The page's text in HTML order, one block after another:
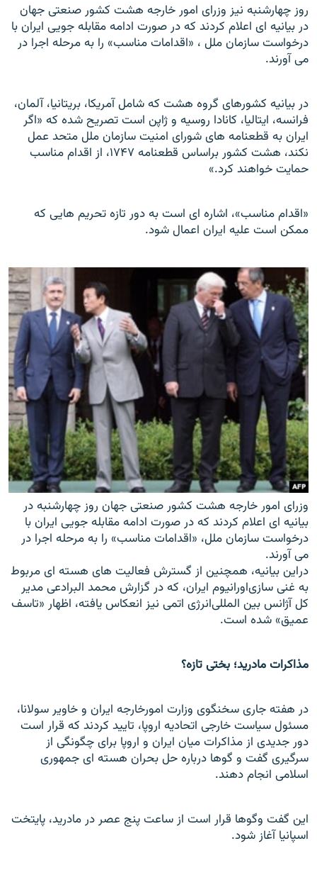
روز چهارشنبه نیز وزرای امور خارجه هشت کشور صنعتی جهان
در بیانیه ای اعلام کردند که در صورت ادامه مقابله جویی ایران با
درخواست سازمان ملل ، «اقدامات مناسب» را به مرحله اجرا در
می آورند.
در بيانيه کشورهای گروه هشت که شامل آمريکا، بريتانيا، آلمان،
فرانسه، ايتاليا، کانادا روسيه و ژاپن است تصریح شده که «اگر
ايران به قطعنامه های شورای امنيت سازمان ملل متحد عمل
نکند، هشت کشور براساس قطعنامه ۱۷۴۷، از اقدام مناسب
حمايت خواهند کرد.»
«اقدام مناسب»، اشاره ای است به دور تازه تحريم هايی که
ممکن است عليه ايران اعمال شود.
وزرای امور خارجه هشت کشور صنعتی جهان روز چهارشنبه در
بیانیه ای اعلام کردند که در صورت ادامه مقابله جویی ایران با
درخواست سازمان ملل، «اقدامات مناسب» را به مرحله اجرا در
می آورند.
دراين بيانيه، همچنين از گسترش فعاليت های هسته ای مربوط
به غنی سازیاورانيوم ايران، که در گزارش محمد البرادعی مدير
کل آژانس بين المللیانرژی اتمی نیز انعکاس يافته، اظهار «تاسف
عميق» شده است.
مذاکرات مادرید؛ بختی تازه؟
در هفته جاری سخنگوی وزارت امورخارجه ايران و خاوير سولانا،
مسئول سياست خارجی اتحاديه اروپا، تاييد کردند که قرار است
دور جديدی از مذاکرات ميان ایران و اروپا برای چگونگی از
سرگيری گفت و گوها درباره حل بحران هسته ای جمهوری
اسلامی انجام دهند.
اين گفت وگوها قرار است از ساعت پنج عصر در مادريد، پايتخت
اسپانيا آغاز شود.